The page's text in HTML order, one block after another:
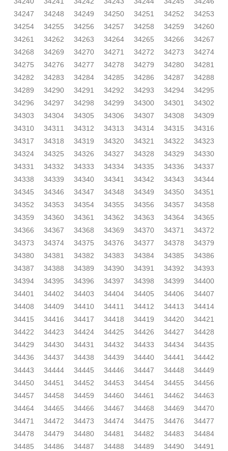
34247
34248 34249 34250 34251 34252
34253
34254
34255 34256 34257 34258 34259
34260
34261
34262 34263 34264 34265 34266
34267
34268
34269 34270 34271 34272 34273
34274
34275
34276 34277 34278 34279 34280
34281
34282
34283 34284 34285 34286 34287
34288
34289
34290 34291 34292 34293 34294
34295
34296
34297 34298 34299 34300 34301
34302
34303
34304 34305 34306 34307 34308
34309
34310
34311 34312 34313 34314 34315
34316
34317
34318 34319 34320 34321 34322
34323
34324
34325 34326 34327 34328 34329
34330
34331
34332 34333 34334 34335 34336
34337
34338
34339 34340 34341 34342 34343
34344
34345
34346 34347 34348 34349 34350
34351
34352
34353 34354 34355 34356 34357
34358
34359
34360 34361 34362 34363 34364
34365
34366
34367 34368 34369 34370 34371
34372
34373
34374 34375 34376 34377 34378
34379
34380
34381 34382 34383 34384 34385
34386
34387
34388 34389 34390 34391 34392
34393
34394
34395 34396 34397 34398 34399
34400
34401
34402 34403 34404 34405 34406
34407
34408
34409 34410 34411 34412 34413
34414
34415
34416 34417 34418 34419 34420
34421
34422
34423 34424 34425 34426 34427
34428
34429
34430 34431 34432 34433 34434
34435
34436
34437 34438 34439 34440 34441
34442
34443
34444 34445 34446 34447 34448
34449
34450
34451 34452 34453 34454 34455
34456
34457
34458 34459 34460 34461 34462
34463
34464
34465 34466 34467 34468 34469
34470
34471
34472 34473 34474 34475 34476
34477
34478
34479 34480 34481 34482 34483
34484
34485
34486 34487 34488 34489 34490
34491